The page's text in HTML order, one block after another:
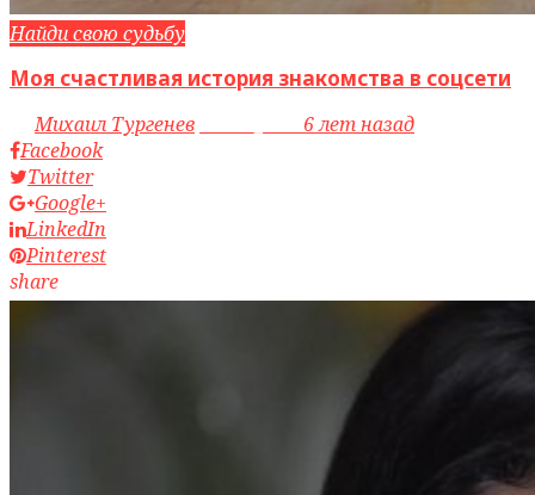
Найди свою судьбу
Моя счастливая история знакомства в соцсети
byМихаил Тургенев
6 лет назад
Facebook
Twitter
Google+
LinkedIn
Pinterest
share